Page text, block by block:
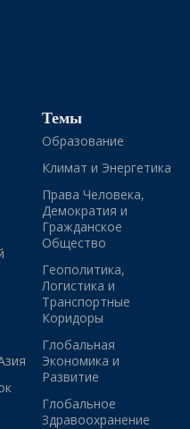
Темы
Образование
Климат и Энергетика
Права Человека,
Демократия и
Гражданское
Общество
Геополитика,
Логистика и
Транспортные
Коридоры
Глобальная
Экономика и
Развитие
Глобальное
Здравоохранение